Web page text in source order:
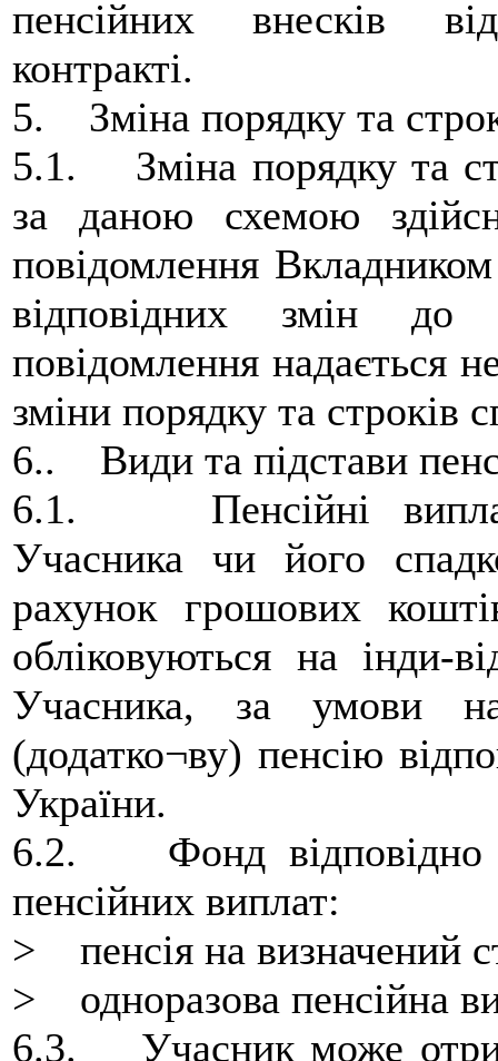
пенсійних внесків
контракті.
5. Зміна порядку та
5.1. Зміна порядку та
за даною схемою
повідомлення Вкладником
відповідних змін до
повідомлення надається
зміни порядку та строків
6.. Види та підстави
6.1. Пенсійні
Учасника чи його
рахунок грошових
обліковуються на інди-
Учасника, за умови
(додатко¬ву) пенсію
України.
6.2. Фонд відповідно
пенсійних виплат:
> пенсія на визначений
> одноразова пенсійна
6.3. Учасник може